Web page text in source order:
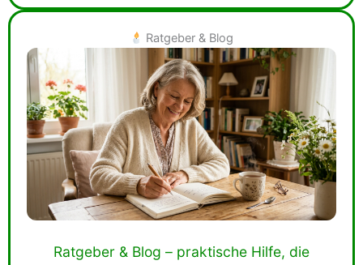
Ratgeber & Blog
Ratgeber & Blog – praktische Hilfe, die